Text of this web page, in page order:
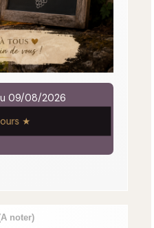
09/08/2026
★
noter)